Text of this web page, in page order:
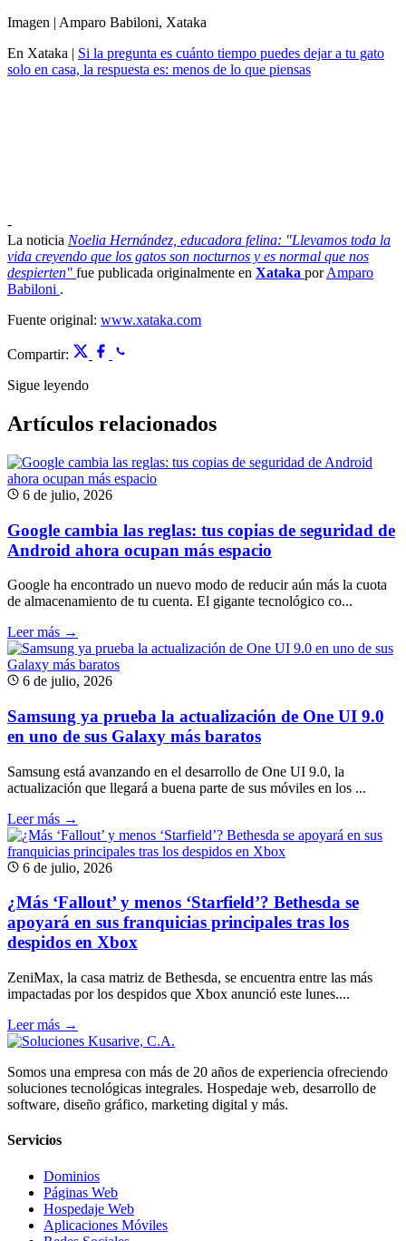
Imagen | Amparo Babiloni, Xataka
En Xataka | Si la pregunta es cuánto tiempo puedes dejar a tu gato
solo en casa, la respuesta es: menos de lo que piensas
-
La noticia Noelia Hernández, educadora felina: "Llevamos toda la
vida creyendo que los gatos son nocturnos y es normal que nos
despierten" fue publicada originalmente en Xataka porAmparo
Babiloni .
Fuente original: www.xataka.com
Compartir:
Sigue leyendo
Artículos relacionados
6 de julio, 2026
Google cambia las reglas: tus copias de seguridad de
Android ahora ocupan más espacio
Google ha encontrado un nuevo modo de reducir aún más la cuota
de almacenamiento de tu cuenta. El gigante tecnológico co...
Leer más →
6 de julio, 2026
Samsung ya prueba la actualización de One UI 9.0
en uno de sus Galaxy más baratos
Samsung está avanzando en el desarrollo de One UI 9.0, la
actualización que llegará a buena parte de sus móviles en los ...
Leer más →
6 de julio, 2026
¿Más ‘Fallout’ y menos ‘Starfield’? Bethesda se
apoyará en sus franquicias principales tras los
despidos en Xbox
ZeniMax, la casa matriz de Bethesda, se encuentra entre las más
impactadas por los despidos que Xbox anunció este lunes....
Leer más →
Somos una empresa con más de 20 años de experiencia ofreciendo
soluciones tecnológicas integrales. Hospedaje web, desarrollo de
software, diseño gráfico, marketing digital y más.
Servicios
Dominios
Páginas Web
Hospedaje Web
Aplicaciones Móviles